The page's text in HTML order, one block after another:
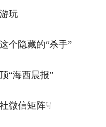
玩
个隐藏的“杀手”
“海西晨报”
微信矩阵☟